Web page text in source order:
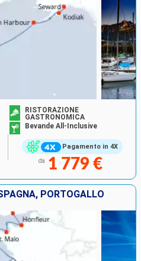
Pagamento in 4X
RISTORAZIONE
GASTRONOMICA
Bevande All-Inclusive
da 1 779 €
PORTOGALLO